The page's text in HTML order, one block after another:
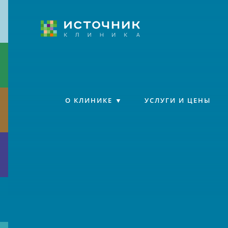
О КЛИНИКЕ УСЛУГИ И ЦЕНЫ